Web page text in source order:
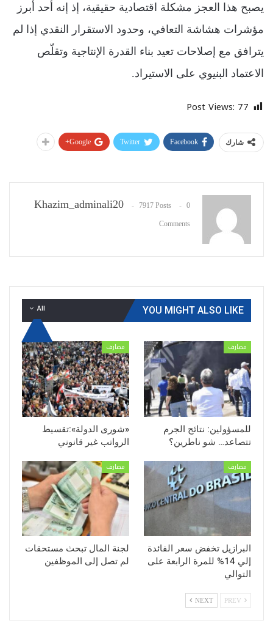
يصبح هذا العجز مشكلة اقتصادية حقيقية، إذ إنه أحد أبرز
مؤشرات هشاشة التعافي، وحدود الاستقرار النقدي إذا لم
يترافق مع إصلاحات تعيد بناء القدرة الإنتاجية وتقلّص
الاعتماد البنيوي على الاستيراد.
Post Views: 77
شارك Facebook
Twitter
Google+
Khazim_adminali20 7917 Posts 0
Comments
All YOU MIGHT ALSO LIKE
مصارف
للمسؤولين: نتائج الجرم
تتصاعد… شو ناطرين؟
مصارف
«شورى الدولة»:تقسيط
الرواتب غير قانوني
مصارف
البرازيل تخفض سعر الفائدة
إلي 14% للمرة الرابعة على
التوالي
مصارف
لجنة المال تبحث مستحقات
لم تصل إلى الموظفين
NEXT